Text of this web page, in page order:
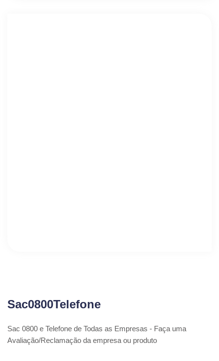
Sac0800Telefone
Sac 0800 e Telefone de Todas as Empresas - Faça uma
Avaliação/Reclamação da empresa ou produto